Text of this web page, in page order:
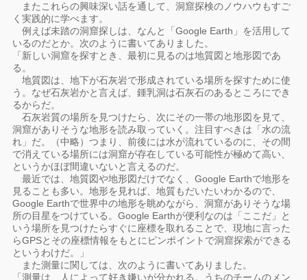
またこれらの興味深い話を通して、洞窟探検のノウハウもすご
く実践的に学べます。
例えば未踏の洞窟探しは、なんと「Google Earth」を活用して
いるのだとか。次のように書いてありました。
「新しい洞窟を探すとき、最初に見るのは地質図と地形図であ
る。
地質図は、地下が石灰岩で形成されている場所を探すために使
う。なぜ石灰岩かと言えば、鍾乳洞は石灰石のあるところにでき
るからだ。
石灰岩質の場所を見つけたら、次にその一帯の地形図を見て、
洞窟がありそうな地形を読み取っていく。注目すべきは「水の流
れ」だ。（中略）つまり、前後には水が流れているのに、その間
で消えている場所には洞窟が存在している可能性が極めて高い、
というかほぼ間違いないと言えるのだ。
最近では、地質図や地形図だけでなく、Google Earthで地形を
見ることも多い。地形を見れば、地質もだいたいわかるので、
Google Earthで世界中の地形を眺めながら、洞窟がありそうな場
所の目星をつけている。Google Earthが便利なのは「ここだ」と
いう場所を見つけたらすぐに座標を取れることで、現地に言った
らGPSとその座標情報をもとにピンポイントで洞窟探索ができる
というわけだ。」
また測量に関しては、次のように書いてありました。
「測量は、人によって好き嫌いが分かれる。うちのチームのメン